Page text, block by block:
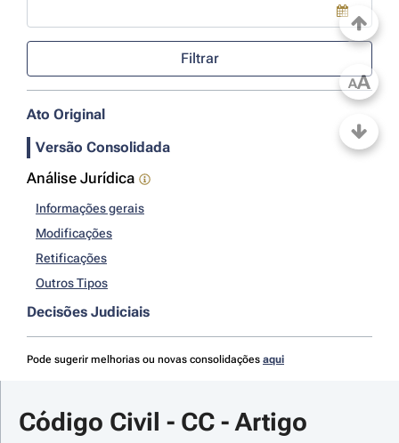
Use a tecla de seta para baixo para abrir o calendário; Use as
Filtrar
Ato Original
Versão Consolidada
Análise Jurídica
Informações gerais
Modificações
Retificações
Outros Tipos
Decisões Judiciais
Pode sugerir melhorias ou novas consolidações aqui
Código Civil - CC - Artigo
AA